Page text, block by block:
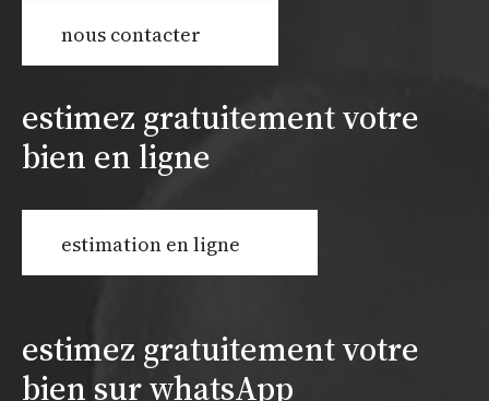
nous contacter
estimez gratuitement votre
bien en ligne
estimation en ligne
estimez gratuitement votre
bien sur whatsApp